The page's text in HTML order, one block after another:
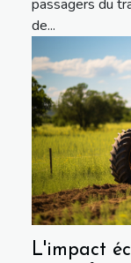
passagers du
de...
L'impact